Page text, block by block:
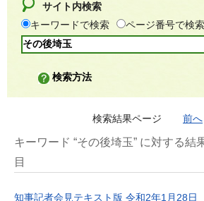
サイト内検索
キーワードで検索
ページ番号で検索
検索方法
検索結果ページ 前へ
キーワード “その後埼玉” に対する結
目
知事記者会見テキスト版 令和2年1月28日